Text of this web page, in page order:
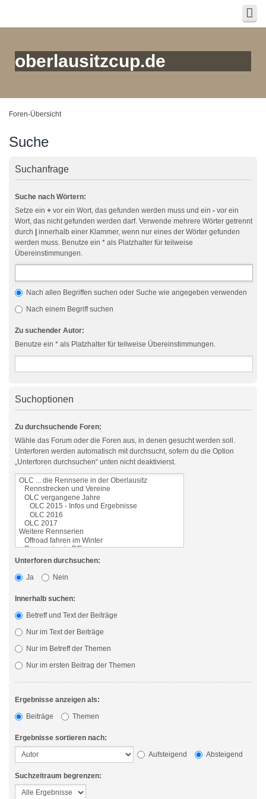
oberlausitzcup.de
Foren-Übersicht
Suche
Suchanfrage
Suche nach Wörtern:
Setze ein + vor ein Wort, das gefunden werden muss und ein - vor ein
Wort, das nicht gefunden werden darf. Verwende mehrere Wörter getrennt
durch
innerhalb einer Klammer, wenn nur eines der Wörter gefunden
werden muss. Benutze ein * als Platzhalter für teilweise
Übereinstimmungen.
Nach allen Begriffen suchen oder Suche wie angegeben verwenden
Nach einem Begriff suchen
Zu suchender Autor:
Benutze ein * als Platzhalter für teilweise Übereinstimmungen.
Suchoptionen
Zu durchsuchende Foren:
Wähle das Forum oder die Foren aus, in denen gesucht werden soll.
Unterforen werden automatisch mit durchsucht, sofern du die Option
„Unterforen durchsuchen“ unten nicht deaktivierst.
Unterforen durchsuchen:
Ja
Nein
Innerhalb suchen:
Betreff und Text der Beiträge
Nur im Text der Beiträge
Nur im Betreff der Themen
Nur im ersten Beitrag der Themen
Ergebnisse anzeigen als:
Beiträge
Themen
Ergebnisse sortieren nach:
Aufsteigend
Absteigend
Suchzeitraum begrenzen: